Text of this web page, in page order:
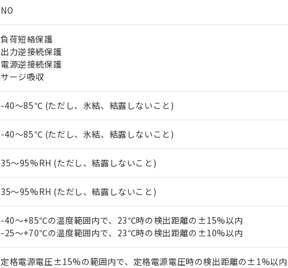
NO
負荷短絡保護
出力逆接続保護
電源逆接続保護
サージ吸収
-40～85℃ (ただし、氷結、結露しないこと)
-40～85℃ (ただし、氷結、結露しないこと)
35～95%RH (ただし、結露しないこと)
35～95%RH (ただし、結露しないこと)
-40～+85℃の温度範囲内で、23℃時の検出距離の±15%以内
-25～+70℃の温度範囲内で、23℃時の検出距離の±10%以内
定格電源電圧±15%の範囲内で、定格電源電圧時の検出距離の±1%以内
い。
正式な納期状況および標準価格はお客様のお取引先、
当社販売員にご相談ください。
オムロン制御機器販売店や当社販売拠点は「
マイパーツ機能（部品リスト作成サービス）をご利
ている必要があります。
お客様が当ウェブサイト上で当社にご登録された部品
が、当社の製品・サービスに関するお客様との取引・
さい。
※当社の共同利用者とは、"個人情報の共同利用に関し
いる法人を指します。
鉛(Pb) 1000ppm以下、 水銀(Hg) 1000ppm以下、 カドミウム(Cd) 100ppm以
六価クロム(Cr(Ⅵ)) 1000ppm以下、ポリ臭化ビフェニル類(PBB) 1000ppm以
フタル酸ビス(2-エチルヘキシル) (DEHP)(別名：DOP) 1000ppm以下、フタ
ル（DBP） 1000ppm以下、フタル酸ジイソブチル (DIBP) 1000ppm以下
※2 対応予定月
※3 非含有証明書ダウンロード
下記の非含有証明書をダウンロードすることができます。
EU RoHS指令（10物質）の非含有証明書
51物質の非含有証明書（当社基準）
「×」：最大均質材料含有率が中国RoHSの基準値を超えて
「－」：未確認です。当社販売部門へお問い合わせください
*中国RoHS10物質の基準値 (GB/T26572)：
DBP(フタル酸ジブチル) : 1000ppm、 DIBP(フタル酸ジイソブチル) :
DEHP(フタル酸ビス(2-エチルヘキシル)) : 1000ppm
※2 環境保護使用期限
「ｅ」：有害物質（10物質）のすべてが基準値以下であるこ
味します。
「－」：未確認です。当社販売部門へお問い合わせください
当社は貴社製品を、核兵器、ミサイル、化学兵器、生
置等に一切使用いたしません。
当社は、貴社製品を第三者に販売する場合は、上記1
また当社は、販売先および販売に係わる関係者が違
合意する
○ 一定数以上の在庫あり
△ 一定数には満たないが在庫あり
－
在庫なし(最新の在庫状況については、お客様の
機器販売店・当社販売員にご確認ください)
空
受注生産機種、また在庫状況の情報を公開してい